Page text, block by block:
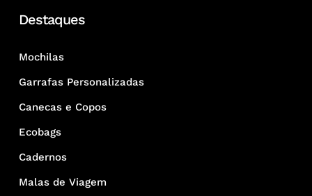
Destaques
Mochilas
Garrafas Personalizadas
Canecas e Copos
Ecobags
Cadernos
Malas de Viagem